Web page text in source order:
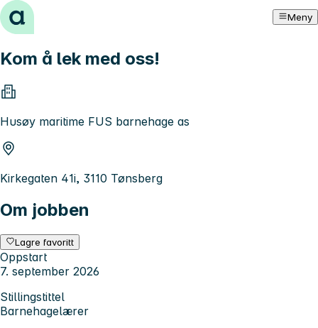
Hopp til innhold Meny
Kom å lek med oss!
Husøy maritime FUS barnehage as
Kirkegaten 41i, 3110 Tønsberg
Om jobben
Lagre favoritt
Oppstart
7. september 2026
Stillingstittel
Barnehagelærer